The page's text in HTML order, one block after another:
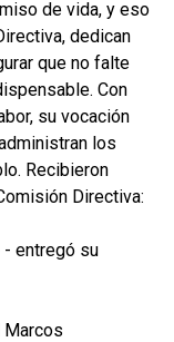
de vida, y eso
dedican
que no falte
Con
su vocación
los
Recibieron
Directiva:
- entregó su
Marcos